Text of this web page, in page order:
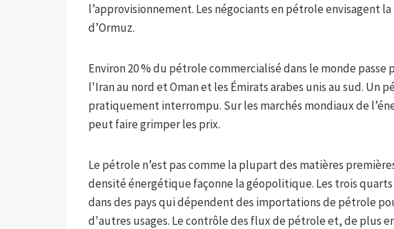
l’approvisionnement. Les négociants en pétrole envisagent
d’Ormuz.
Environ 20 % du pétrole commercialisé dans le monde
l'Iran au nord et Oman et les Émirats arabes unis au sud.
pratiquement interrompu. Sur les marchés mondiaux de
peut faire grimper les prix.
Le pétrole n’est pas comme la plupart des matières
densité énergétique façonne la géopolitique. Les trois
dans des pays qui dépendent des importations de pétrole
d'autres usages. Le contrôle des flux de pétrole et, de plus